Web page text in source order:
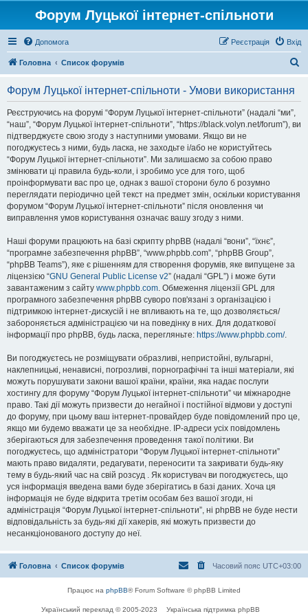
Форум Луцької інтернет-спільноти
Допомога Вхід
Реєстрація
Головна Список форумів
Форум Луцької інтернет-спільноти - Умови використання
Реєструючись на форумі “Форум Луцької інтернет-спільноти” (надалі “ми”,
“наш”, “Форум Луцької інтернет-спільноти”, “https://black.volyn.net/forum”), ви
підтверджуєте свою згоду з наступними умовами. Якщо ви не
погоджуєтесь з ними, будь ласка, не заходьте і/або не користуйтесь
“Форум Луцької інтернет-спільноти”. Ми залишаємо за собою право
змінювати ці правила будь-коли, і зробимо усе для того, щоб
проінформувати вас про це, однак з вашої сторони було б розумно
переглядати періодично цей текст на предмет змін, оскільки користування
форумом “Форум Луцької інтернет-спільноти” після оновлення чи
виправлення умов користування означає вашу згоду з ними.
Наші форуми працюють на базі скрипту phpBB (надалі “вони”, “їхнє”,
“програмне забезпечення phpBB”, “www.phpbb.com”, “phpBB Group”,
“phpBB Teams”), яке є рішенням для створення форумів, яке випущене за
ліцензією “GNU General Public License v2” (надалі “GPL”) і може бути
завантаженим з сайту www.phpbb.com. Обмеження ліцензії GPL для
програмного забезпечення phpBB суворо пов'язані з організацією і
підтримкою інтернет-дискусій і не впливають на те, що дозволяється/
забороняється адміністрацією чи на поведінку в них. Для додаткової
інформації про phpBB, будь ласка, перегляньте: https://www.phpbb.com/.
Ви погоджуєтесь не розміщувати образливі, непристойні, вульгарні,
наклепницькі, ненависні, погрозливі, порнографічні та інші матеріали, які
можуть порушувати закони вашої країни, країни, яка надає послуги
хостингу для форуму “Форум Луцької інтернет-спільноти” чи міжнародне
право. Такі дії можуть призвести до негайної і постійної відмови у доступі
до форуму, при цьому ваш інтернет-провайдер буде повідомлений про це,
якщо ми будемо вважати це за необхідне. IP-адреси усіх повідомлень
зберігаються для забезпечення проведення такої політики. Ви
погоджуєтесь, що адміністратори “Форум Луцької інтернет-спільноти”
мають право видаляти, редагувати, переносити та закривати будь-яку
тему в будь-який час на свій розсуд . Як користувач ви погоджуєтесь, що
уся інформація введена вами буде зберігатись в базі даних. Хоча ця
інформація не буде відкрита третім особам без вашої згоди, ні
адміністрація “Форум Луцької інтернет-спільноти”, ні phpBB не буде нести
відповідальність за будь-які дії хакерів, які можуть призвести до
несанкціонованого доступу до неї.
Головна Список форумів Часовий пояс UTC+03:00
Працює на phpBB® Forum Software © phpBB Limited
Український переклад © 2005-2023 Українська підтримка phpBB